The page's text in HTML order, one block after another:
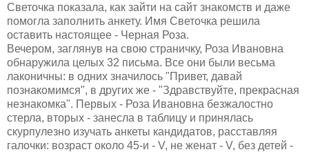
Светочка показала, как зайти на сайт знакомств и даже
помогла заполнить анкету. Имя Светочка решила
оставить настоящее - Черная Роза.
Вечером, заглянув на свою страничку, Роза Ивановна
обнаружила целых 32 письма. Все они были весьма
лаконичны: в одних значилось "Привет, давай
познакомимся", в других же - "Здравствуйте, прекрасная
незнакомка". Первых - Роза Ивановна безжалостно
стерла, вторых - занесла в таблицу и принялась
скурпулезно изучать анкеты кандидатов, расставляя
галочки: возраст около 45-и - V, не женат - V, без детей -